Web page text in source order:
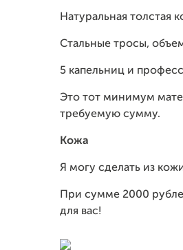
Натуральная толстая
Стальные тросы,
5 капельниц и
Это тот минимум
требуемую сумму.
Кожа
Я могу сделать из
При сумме 2000
для вас!